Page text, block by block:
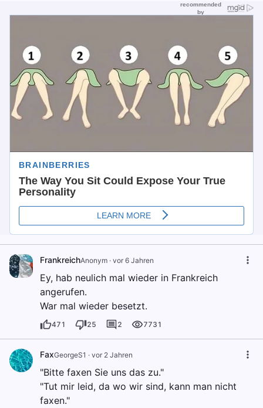
FrankreichAnonym · vor 6 Jahren
Ey, hab neulich mal wieder in Frankreich
angerufen.
War mal wieder besetzt.
471 25 2 7731
FaxGeorgeS1 · vor 2 Jahren
"Bitte faxen Sie uns das zu."
"Tut mir leid, da wo wir sind, kann man nicht
faxen."